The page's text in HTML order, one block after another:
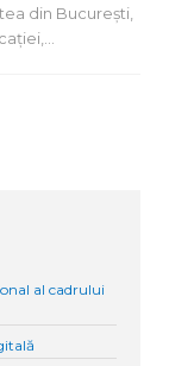
din Bucureşti,
al cadrului